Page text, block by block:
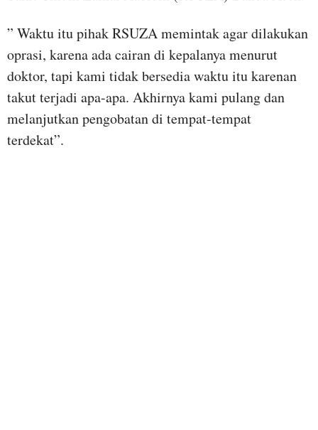
” Waktu itu pihak RSUZA memintak agar dilakukan
oprasi, karena ada cairan di kepalanya menurut
doktor, tapi kami tidak bersedia waktu itu karenan
takut terjadi apa-apa. Akhirnya kami pulang dan
melanjutkan pengobatan di tempat-tempat
terdekat”.